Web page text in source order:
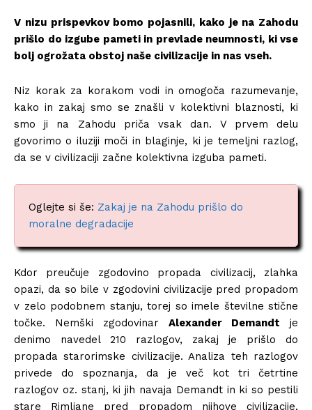
V nizu prispevkov bomo pojasnili, kako je na Zahodu
prišlo do izgube pameti in prevlade neumnosti, ki vse
bolj ogrožata obstoj naše civilizacije in nas vseh.
Niz korak za korakom vodi in omogoča razumevanje,
kako in zakaj smo se znašli v kolektivni blaznosti, ki
smo ji na Zahodu priča vsak dan. V prvem delu
govorimo o iluziji moči in blaginje, ki je temeljni razlog,
da se v civilizaciji začne kolektivna izguba pameti.
Oglejte si še: Zakaj je na Zahodu prišlo do
moralne degradacije
Kdor preučuje zgodovino propada civilizacij, zlahka
opazi, da so bile v zgodovini civilizacije pred propadom
v zelo podobnem stanju, torej so imele številne stične
točke. Nemški zgodovinar Alexander Demandt je
denimo navedel 210 razlogov, zakaj je prišlo do
propada starorimske civilizacije. Analiza teh razlogov
privede do spoznanja, da je več kot tri četrtine
razlogov oz. stanj, ki jih navaja Demandt in ki so pestili
stare Rimljane pred propadom njihove civilizacije,